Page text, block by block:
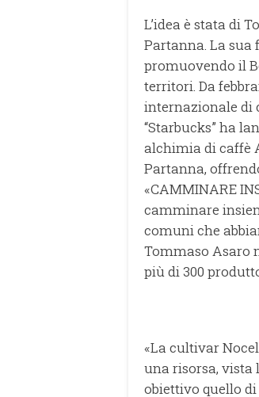
L’idea è stata di
Partanna. La sua
promuovendo il
territori. Da
internazionale di
“Starbucks” ha
alchimia di caffè
Partanna,
«CAMMINARE
camminare
comuni che
Tommaso Asaro
più di 300
«La cultivar
una risorsa, vista
obiettivo quello